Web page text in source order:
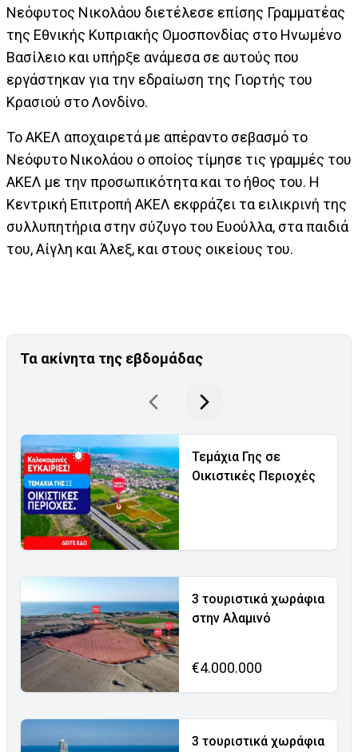
Νεόφυτος Νικολάου διετέλεσε επίσης Γραμματέας
της Εθνικής Κυπριακής Ομοσπονδίας στο Ηνωμένο
Βασίλειο και υπήρξε ανάμεσα σε αυτούς που
εργάστηκαν για την εδραίωση της Γιορτής του
Κρασιού στο Λονδίνο.
Το ΑΚΕΛ αποχαιρετά με απέραντο σεβασμό το
Νεόφυτο Νικολάου ο οποίος τίμησε τις γραμμές του
ΑΚΕΛ με την προσωπικότητα και το ήθος του. Η
Κεντρική Επιτροπή ΑΚΕΛ εκφράζει τα ειλικρινή της
συλλυπητήρια στην σύζυγο του Ευούλλα, στα παιδιά
του, Αίγλη και Άλεξ, και στους οικείους του.
Τα ακίνητα της εβδομάδας
Τεμάχια Γης σε
Οικιστικές Περιοχές
3 τουριστικά χωράφια
στην Αλαμινό
€4.000.000
3 τουριστικά χωράφια